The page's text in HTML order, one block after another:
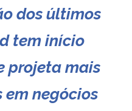
dos últimos
tem início
projeta mais
em negócios